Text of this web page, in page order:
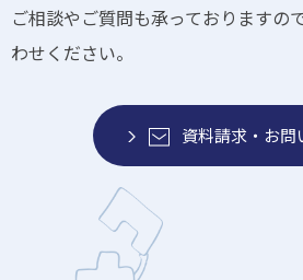
ご相談やご質問も承っておりますの
わせください。
資料請求・お問